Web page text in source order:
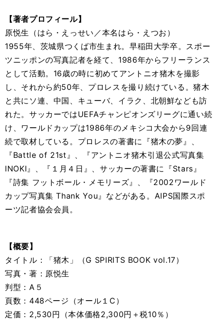
【著者プロフィール】
原悦生（はら・えっせい／本名はら・えつお）
1955年、茨城県つくば市生まれ。早稲田大学卒。スポー
ツニッポンの写真記者を経て、1986年からフリーランス
として活動。16歳の時に初めてアントニオ猪木を撮影
し、それから約50年、プロレスを撮り続けている。猪木
と共にソ連、中国、キューバ、イラク、北朝鮮なども訪
れた。サッカーではUEFAチャンピオンズリーグに通い続
け、ワールドカップは1986年のメキシコ大会から9回連
続で取材している。プロレスの著書に『猪木の夢』、
『Battle of 21st』、『アントニオ猪木引退公式写真集
INOKI』、『１月４日』、サッカーの著書に『Stars』
『詩集 フットボール・メモリーズ』、『2002ワールド
カップ写真集 Thank You』などがある。AIPS国際スポ
ーツ記者協会会員。
【概要】
タイトル：「猪木」（G SPIRITS BOOK vol.17）
写真・著：原悦生
判型：A５
頁数：448ページ（オール１C）
定価：2,530円（本体価格2,300円＋税10％）